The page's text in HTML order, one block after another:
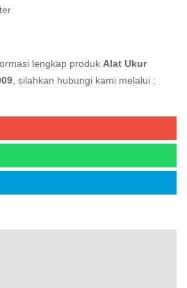
lengkap produk Alat Ukur
, silahkan hubungi kami melalui :